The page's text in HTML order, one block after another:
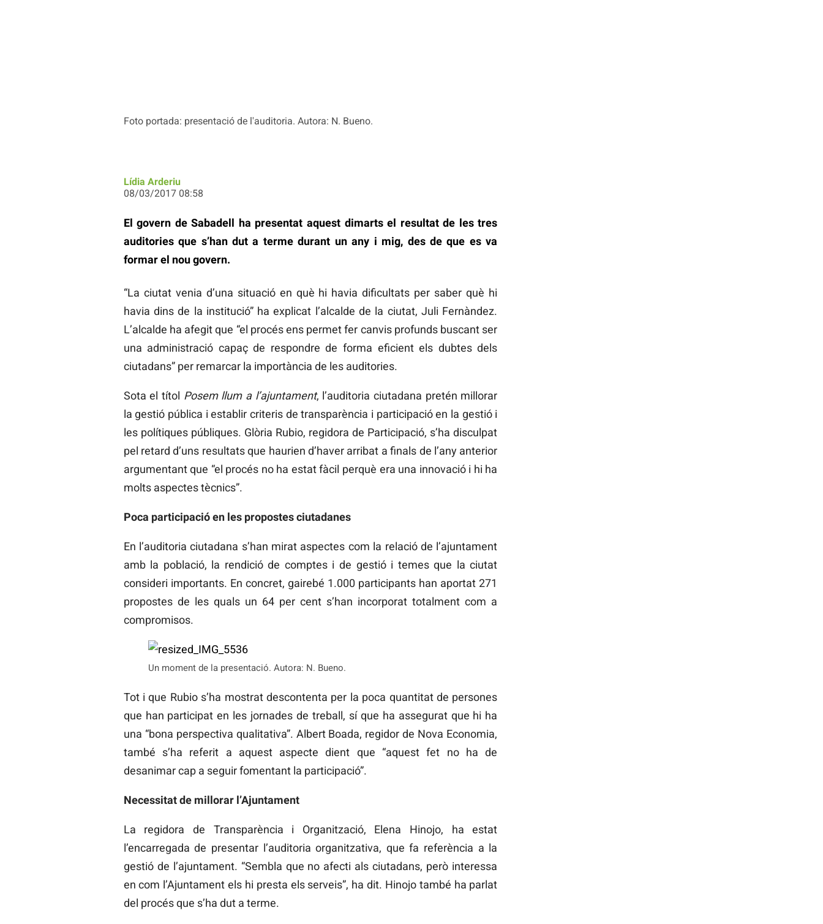
Foto portada: presentació de l'auditoria. Autora: N. Bueno.
Lídia Arderiu
08/03/2017 08:58
El govern de Sabadell ha presentat aquest dimarts el resultat de les tres
auditories que s’han dut a terme durant un any i mig, des de que es va
formar el nou govern.
“La ciutat venia d’una situació en què hi havia dificultats per saber què hi
havia dins de la institució” ha explicat l’alcalde de la ciutat, Juli Fernàndez.
L’alcalde ha afegit que “el procés ens permet fer canvis profunds buscant ser
una administració capaç de respondre de forma eficient els dubtes dels
ciutadans” per remarcar la importància de les auditories.
Sota el títol Posem llum a l’ajuntament, l’auditoria ciutadana pretén millorar
la gestió pública i establir criteris de transparència i participació en la gestió i
les polítiques públiques. Glòria Rubio, regidora de Participació, s’ha disculpat
pel retard d’uns resultats que haurien d’haver arribat a finals de l’any anterior
argumentant que “el procés no ha estat fàcil perquè era una innovació i hi ha
molts aspectes tècnics”.
Poca participació en les propostes ciutadanes
En l’auditoria ciutadana s’han mirat aspectes com la relació de l’ajuntament
amb la població, la rendició de comptes i de gestió i temes que la ciutat
consideri importants. En concret, gairebé 1.000 participants han aportat 271
propostes de les quals un 64 per cent s’han incorporat totalment com a
compromisos.
Un moment de la presentació. Autora: N. Bueno.
Tot i que Rubio s’ha mostrat descontenta per la poca quantitat de persones
que han participat en les jornades de treball, sí que ha assegurat que hi ha
una “bona perspectiva qualitativa”. Albert Boada, regidor de Nova Economia,
també s’ha referit a aquest aspecte dient que “aquest fet no ha de
desanimar cap a seguir fomentant la participació”.
Necessitat de millorar l’Ajuntament
La regidora de Transparència i Organització, Elena Hinojo, ha estat
l’encarregada de presentar l’auditoria organitzativa, que fa referència a la
gestió de l’ajuntament. “Sembla que no afecti als ciutadans, però interessa
en com l’Ajuntament els hi presta els serveis”, ha dit. Hinojo també ha parlat
del procés que s’ha dut a terme.